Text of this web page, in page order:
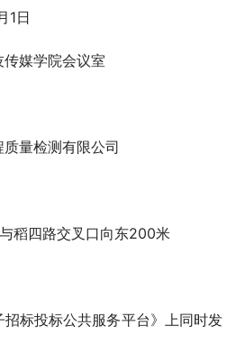
1日
媒学院会议室
量检测有限公司
稻四路交叉口向东200米
标投标公共服务平台》上同时发